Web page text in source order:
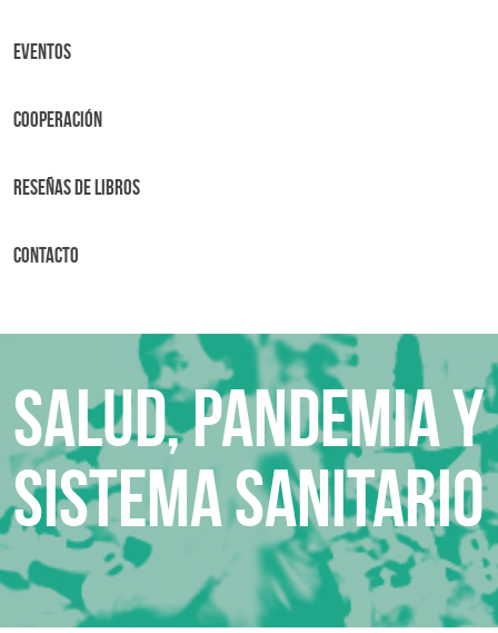
Eventos
Cooperación
Reseñas de libros
Contacto
Salud, pandemia y
sistema sanitario